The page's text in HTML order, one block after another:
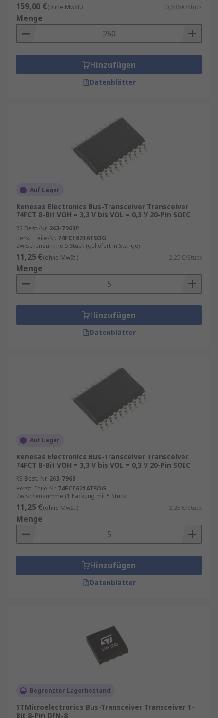
159,00 €(ohne MwSt.) 0,636 €/Stück
Menge
Hinzufügen
Datenblätter
Auf Lager
Renesas Electronics Bus-Transceiver Transceiver
74FCT 8-Bit VOH = 3,3 V bis VOL = 0,3 V 20-Pin SOIC
RS Best.-Nr. 263-7968P
Herst. Teile-Nr. 74FCT621ATSOG
Zwischensumme 5 Stück (geliefert in Stange)
11,25 €(ohne MwSt.) 2,25 €/Stück
Menge
Hinzufügen
Datenblätter
Auf Lager
Renesas Electronics Bus-Transceiver Transceiver
74FCT 8-Bit VOH = 3,3 V bis VOL = 0,3 V 20-Pin SOIC
RS Best.-Nr. 263-7968
Herst. Teile-Nr. 74FCT621ATSOG
Zwischensumme (1 Packung mit 5 Stück)
11,25 €(ohne MwSt.) 2,25 €/Stück
Menge
Hinzufügen
Datenblätter
Begrenzter Lagerbestand
STMicroelectronics Bus-Transceiver Transceiver 1-
Bit 8-Pin DFN-8